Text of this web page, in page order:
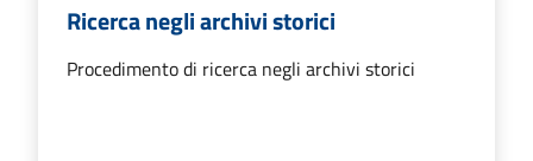
Ricerca negli archivi storici
Procedimento di ricerca negli archivi storici